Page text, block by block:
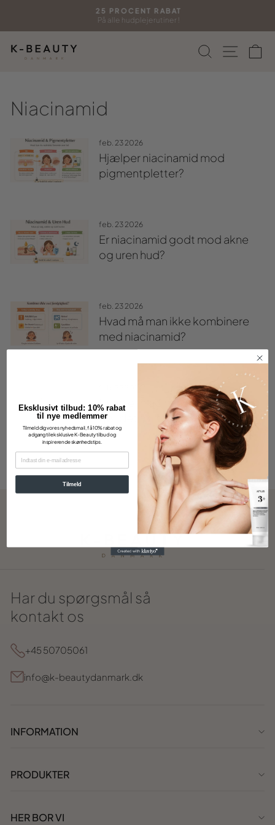
indhold
Sæt
25 PROCENT RABAT
På alle hudplejerutiner !
Søg Side
Niacinamid
feb. 23 2026
Hjælper niacinamid mod
pigmentpletter?
feb. 23 2026
Er niacinamid godt mod akne
og uren hud?
feb. 23 2026
Hvad må man ikke kombinere
med niacinamid?
Hvad er niacinamid – og hvad
gør det for huden?
Har du spørgsmål så
kontakt os
+45 50705061
info@k-beautydanmark.dk
INFORMATION
PRODUKTER
HER BOR VI
Eksklusivt tilbud: 10% rabat
til nye medlemmer
Tilmeld dig vores nyhedsmail, få 10% rabat og
adgang til eksklusive K-Beauty tilbud og
inspirerende skønhedstips.
EMAIL
Tilmeld